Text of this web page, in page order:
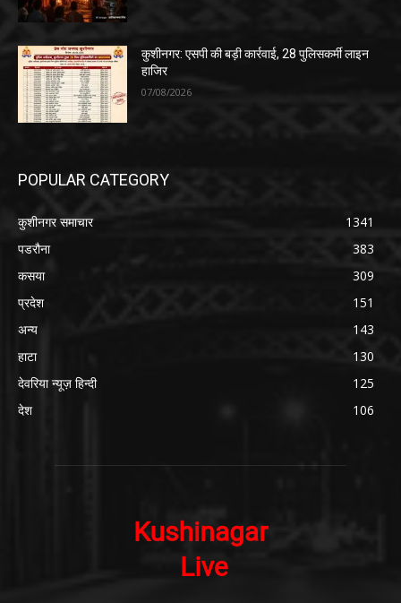
कुशीनगर: एसपी की बड़ी कार्रवाई, 28 पुलिसकर्मी लाइन
हाजिर
07/08/2026
POPULAR CATEGORY
कुशीनगर समाचार
1341
पडरौना
383
कसया
309
प्रदेश
151
अन्य
143
हाटा
130
देवरिया न्यूज़ हिन्दी
125
देश
106